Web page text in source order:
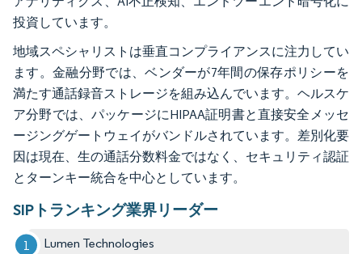
投資しています。
地域スペシャリストは垂直コンプライアンスに注力してい
ます。金融分野では、ベンダーが7年間の保存ポリシーを
満たす通話録音ストレージを組み込んでいます。ヘルスケ
ア分野では、パッケージにHIPAA証明書と直接安全メッセ
ージングゲートウェイがバンドルされています。差別化要
因は現在、生の通話分数料金ではなく、セキュリティ認証
とターンキー統合を中心としています。
SIPトランキング業界リーダー
Lumen Technologies